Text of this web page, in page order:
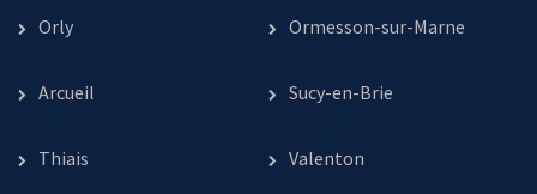
Orly Ormesson-sur-Marne
Arcueil Sucy-en-Brie
Thiais Valenton